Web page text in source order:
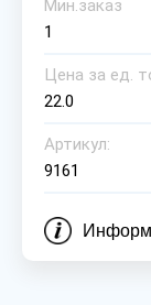
Мин.заказ
1
Цена за ед.
22.0
Артикул:
9161